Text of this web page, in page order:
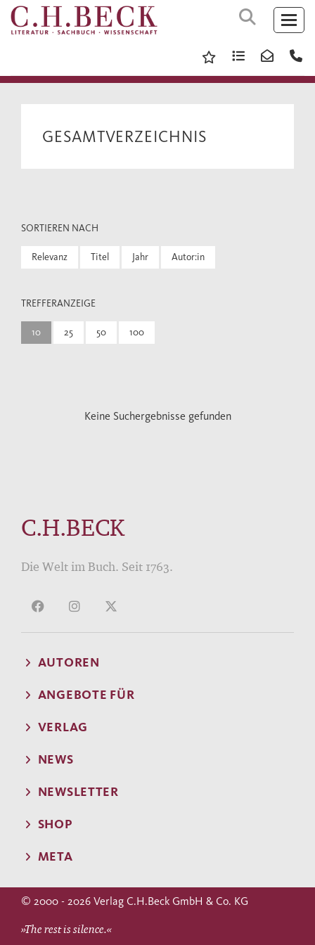
GESAMTVERZEICHNIS
SORTIEREN NACH
Relevanz Titel Jahr Autor:in
TREFFERANZEIGE
10 25 50 100
Keine Suchergebnisse gefunden
C.H.BECK
Die Welt im Buch. Seit 1763.
AUTOREN
ANGEBOTE FÜR
VERLAG
NEWS
NEWSLETTER
SHOP
META
© 2000 - 2026 Verlag C.H.Beck GmbH & Co. KG
»The rest is silence.«